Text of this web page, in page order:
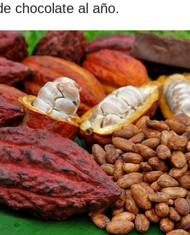
chocolate al año.